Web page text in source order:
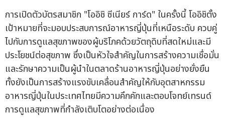
การเปิดตัวบัตรสมาชิก "โออิชิ ซีเนียร์ การ์ด" ในครั้งนี้ โออิชิตั้ง
เป้าหมายที่จะมอบประสบการณ์อาหารญี่ปุ่นที่เหนือระดับ ควบคู่
ไปกับการดูแลสุขภาพของผู้บริโภคด้วยวัตถุดิบที่สดใหม่และมี
ประโยชน์ต่อสุขภาพ ซึ่งเป็นหัวใจสำคัญในการสร้างความเชื่อมั่น
และรักษาความเป็นผู้นำในตลาดร้านอาหารญี่ปุ่นอย่างยั่งยืน
ทั้งยังเป็นการสร้างแรงขับเคลื่อนสำคัญให้กับอุตสาหกรรม
อาหารญี่ปุ่นในประเทศไทยมีความคึกคักและตอบโจทย์เทรนด์
การดูแลสุขภาพที่กำลังเติบโตอย่างต่อเนื่อง